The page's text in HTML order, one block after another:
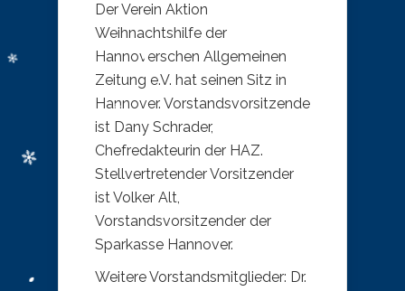
Der Verein Aktion
Weihnachtshilfe der
Hannoverschen Allgemeinen
Zeitung e.V. hat seinen Sitz in
Hannover. Vorstandsvorsitzende
ist Dany Schrader,
Chefredakteurin der HAZ.
Stellvertretender Vorsitzender
ist Volker Alt,
Vorstandsvorsitzender der
Sparkasse Hannover.
Weitere Vorstandsmitglieder: Dr.